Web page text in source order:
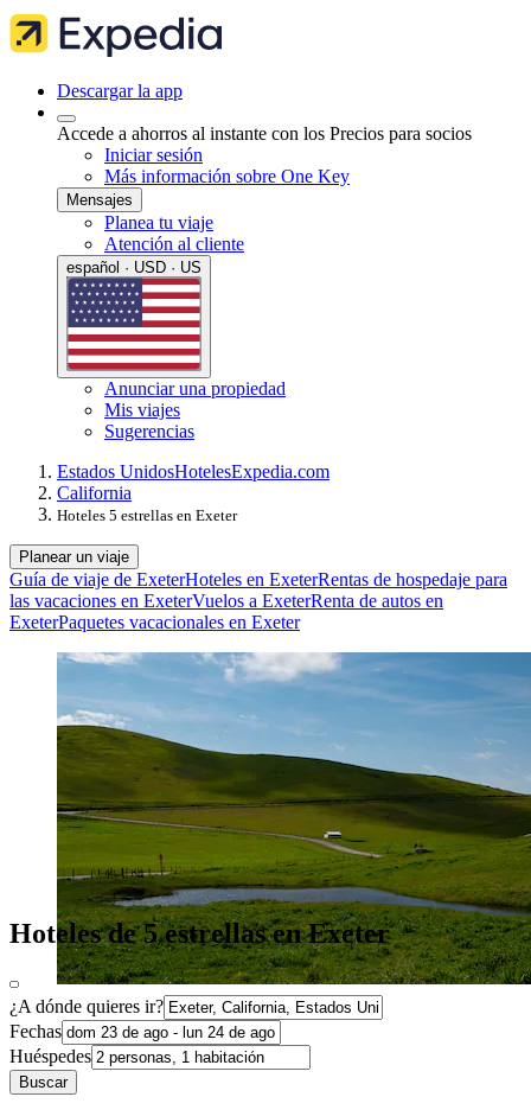
Descargar la app
Accede a ahorros al instante con los Precios para socios
Iniciar sesión
Más información sobre One Key
Mensajes
Planea tu viaje
Atención al cliente
español · USD · US
Anunciar una propiedad
Mis viajes
Sugerencias
Estados UnidosHotelesExpedia.com
California
Hoteles 5 estrellas en Exeter
Planear un viaje
Guía de viaje de ExeterHoteles en ExeterRentas de hospedaje para
las vacaciones en ExeterVuelos a ExeterRenta de autos en
ExeterPaquetes vacacionales en Exeter
Hoteles de 5 estrellas en Exeter
¿A dónde quieres ir?
Fechas
Huéspedes
Buscar